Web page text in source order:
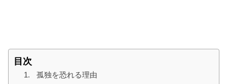
目次
孤独を恐れる理由